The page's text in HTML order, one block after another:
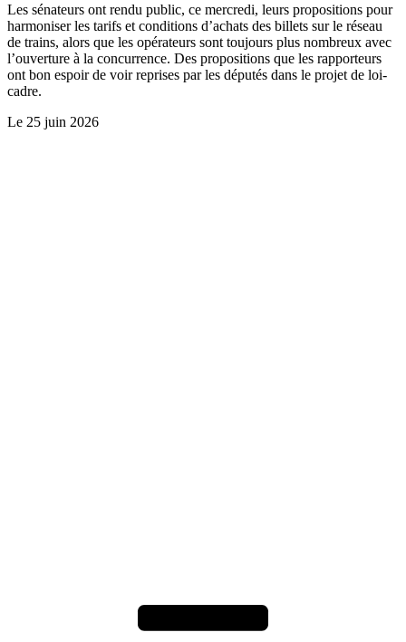
Les sénateurs ont rendu public, ce mercredi, leurs propositions pour
harmoniser les tarifs et conditions d’achats des billets sur le réseau
de trains, alors que les opérateurs sont toujours plus nombreux avec
l’ouverture à la concurrence. Des propositions que les rapporteurs
ont bon espoir de voir reprises par les députés dans le projet de loi-
cadre.
Le 25 juin 2026